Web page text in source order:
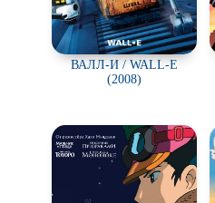
ВАЛЛ-И / WALL-E
(2008)